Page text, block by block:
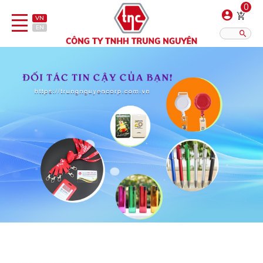
VN
EN
0
Bút
Bật lửa
Đồ sứ quà tặng
Bình/ca giữ nhiệt
Dây đeo & Phụ kiện